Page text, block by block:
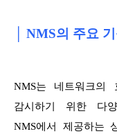
│ NMS의 주요
NMS는 네트워크의
감시하기 위한 다
NMS에서 제공하는